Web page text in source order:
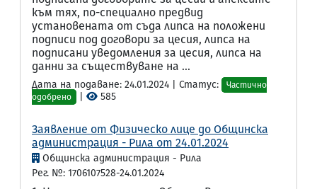
към тях, по-специално предвид
установената от съда липса на положени
подписи под договори за цесия, липса на
подписани уведомления за цесия, липса на
данни за съществуване на ...
Дата на подаване: 24.01.2024 | Статус:
Частично
одобрено
585
Заявление от Физическо лице до Общинска
администрация - Рила от 24.01.2024
Общинска администрация - Рила
Рег. №: 1706107528-24.01.2024